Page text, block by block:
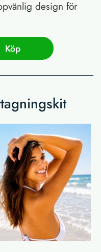
design för
Köp